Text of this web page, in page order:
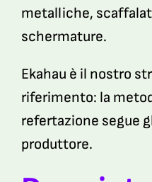
metalliche,
schermature.
Ekahau è il nostro
riferimento: la
refertazione segue
produttore.